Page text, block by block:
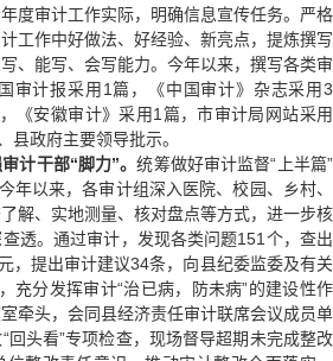
度审计工作实际，明确信息宣传任务。严格
工作中好做法、好经验、新亮点，提炼撰写
、能写、会写能力。今年以来，撰写各类审
审计报采用1篇，《中国审计》杂志采用3
《安徽审计》采用1篇，市审计局网站采用
县政府主要领导批示。
计干部“脚力”。统筹做好审计监督“上半篇”
年以来，各审计组深入医院、校园、乡村、
解、实地测量、核对盘点等方式，进一步核
透。通过审计，发现各类问题151个，查出
，提出审计建议34条，向县纪委监委及有关
充分发挥审计“治已病，防未病”的建设性作
牵头，会同县经济责任审计联席会议成员单
回头看”专项检查，现场督导超期未完成整改